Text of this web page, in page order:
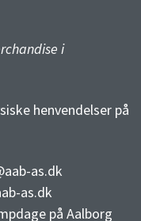
i
henvendelser på
as.dk
as.dk
på Aalborg